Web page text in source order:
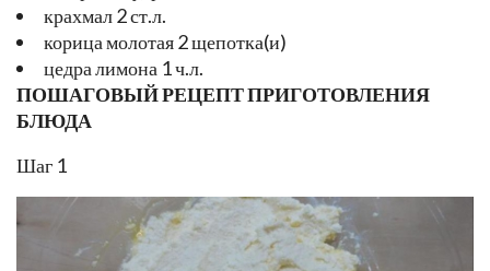
крахмал 2 ст.л.
корица молотая 2 щепотка(и)
цедра лимона 1 ч.л.
ПОШАГОВЫЙ РЕЦЕПТ ПРИГОТОВЛЕНИЯ
БЛЮДА
Шаг 1